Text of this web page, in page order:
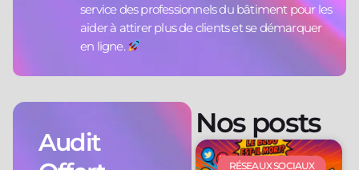
service des professionnels du bâtiment pour les
aider à attirer plus de clients et se démarquer
en ligne.
Audit
Nos posts
RÉSEAUX SOCIAUX